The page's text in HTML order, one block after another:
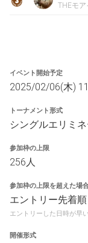
THEモア
イベント開始予定
2025/02/06(木)
トーナメント形式
シングルエリミ
参加枠の上限
256人
参加枠の上限を超えた場
エントリー先着順
エントリーした日時が早
開催形式